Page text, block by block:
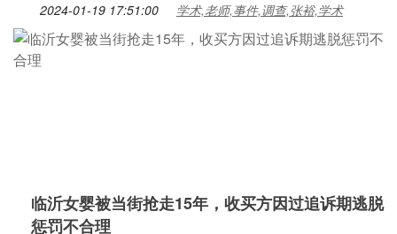
2024-01-19 17:51:00 学术,老师,事件,调查,张裕,学术
临沂女婴被当街抢走15年，收买方因过追诉期逃脱
惩罚不合理